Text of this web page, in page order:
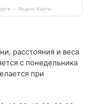
— Яндекс Карты
расстояния и веса
с понедельника
при